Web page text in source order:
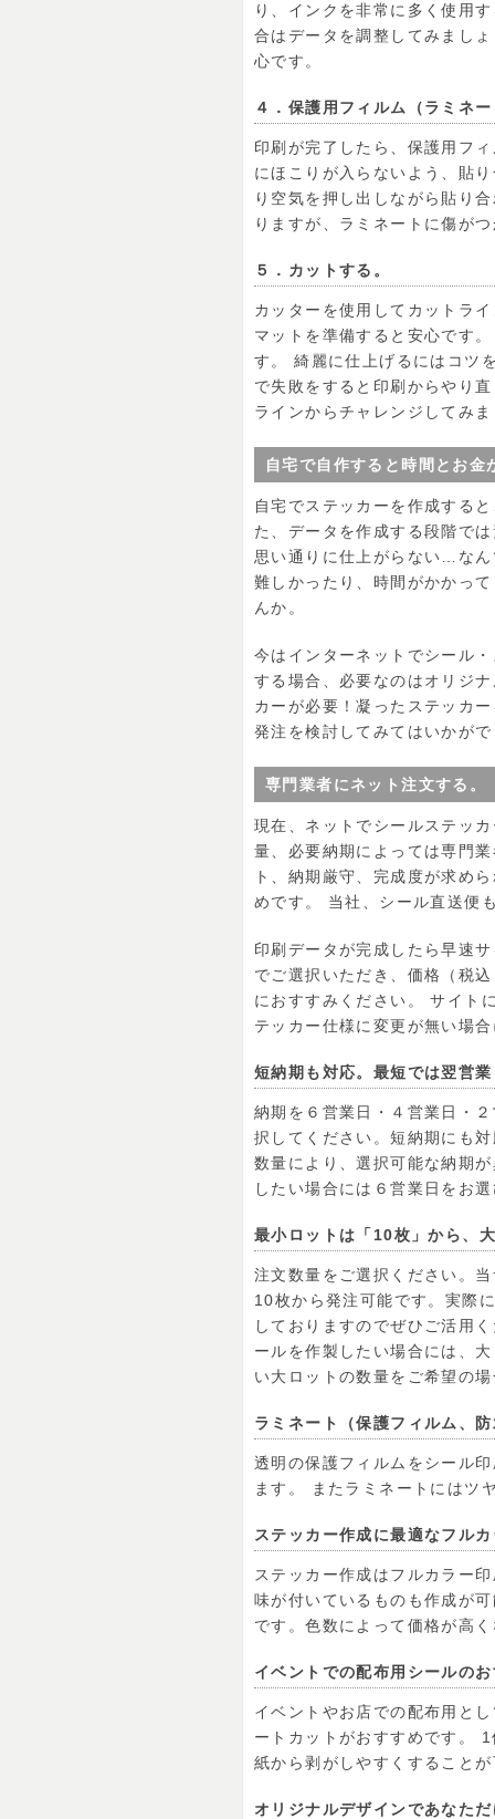
り、インクを非常に多く使用
合はデータを調整してみまし
心です。
４．保護用フィルム（ラミネ
印刷が完了したら、保護用フ
にほこりが入らないよう、貼
り空気を押し出しながら貼り
りますが、ラミネートに傷が
５．カットする。
カッターを使用してカットラ
マットを準備すると安心です
す。 綺麗に仕上げるにはコツ
で失敗をすると印刷からやり
ラインからチャレンジしてみ
自宅で自作すると時間とお金
自宅でステッカーを作成する
た、データを作成する段階で
思い通りに仕上がらない…な
難しかったり、時間がかかっ
んか。
今はインターネットでシール
する場合、必要なのはオリジ
カーが必要！凝ったステッカ
発注を検討してみてはいかが
専門業者にネット注文する。
現在、ネットでシールステッ
量、必要納期によっては専門
ト、納期厳守、完成度が求め
めです。 当社、シール直送便
印刷データが完成したら早速
でご選択いただき、価格（税
におすすみください。 サイト
テッカー仕様に変更が無い場
短納期も対応。最短では翌営
納期を６営業日・４営業日・
択してください。短納期にも
数量により、選択可能な納期
したい場合には６営業日をお
最小ロットは「10枚」から、
注文数量をご選択ください。
10枚から発注可能です。実際
しておりますのでぜひご活用
ールを作製したい場合には、
い大ロットの数量をご希望の
ラミネート（保護フィルム、
透明の保護フィルムをシール
ます。 またラミネートにはツ
ステッカー作成に最適なフル
ステッカー作成はフルカラー
味が付いているものも作成が
です。色数によって価格が高
イベントでの配布用シールの
イベントやお店での配布用と
ートカットがおすすめです。
紙から剥がしやすくすること
オリジナルデザインであなた